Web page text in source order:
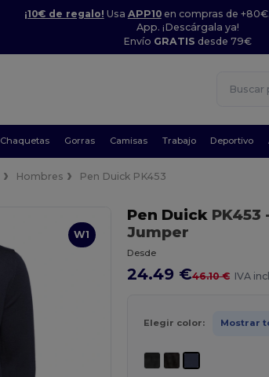
¡10€ de regalo! Usa APP10en compras de
App. ¡Descárgala ya!
Envío GRATIS desde 79€
Chaquetas Gorras Camisas Trabajo Deportivo
Hombres Pen Duick PK453
W1
Pen Duick PK453
Jumper
Desde
24.49 €46.10 € IVA
Elegir color: Mostrar